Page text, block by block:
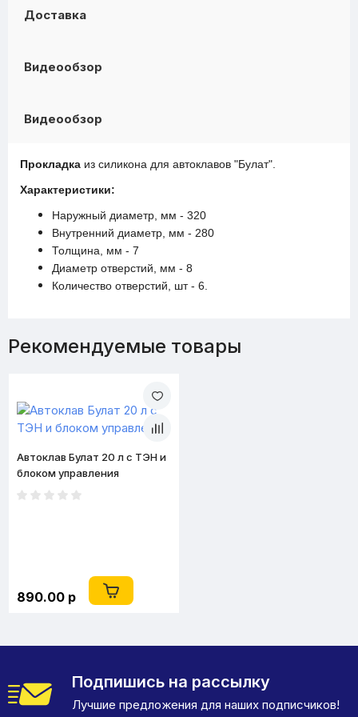
Доставка
Видеообзор
Видеообзор
Прокладка из силикона для автоклавов "Булат".
Характеристики:
Наружный диаметр, мм - 320
Внутренний диаметр, мм - 280
Толщина, мм - 7
Диаметр отверстий, мм - 8
Количество отверстий, шт - 6.
Рекомендуемые товары
Автоклав Булат 20 л с ТЭН и
блоком управления
890.00 р
Подпишись на рассылку
Лучшие предложения для наших подписчиков!